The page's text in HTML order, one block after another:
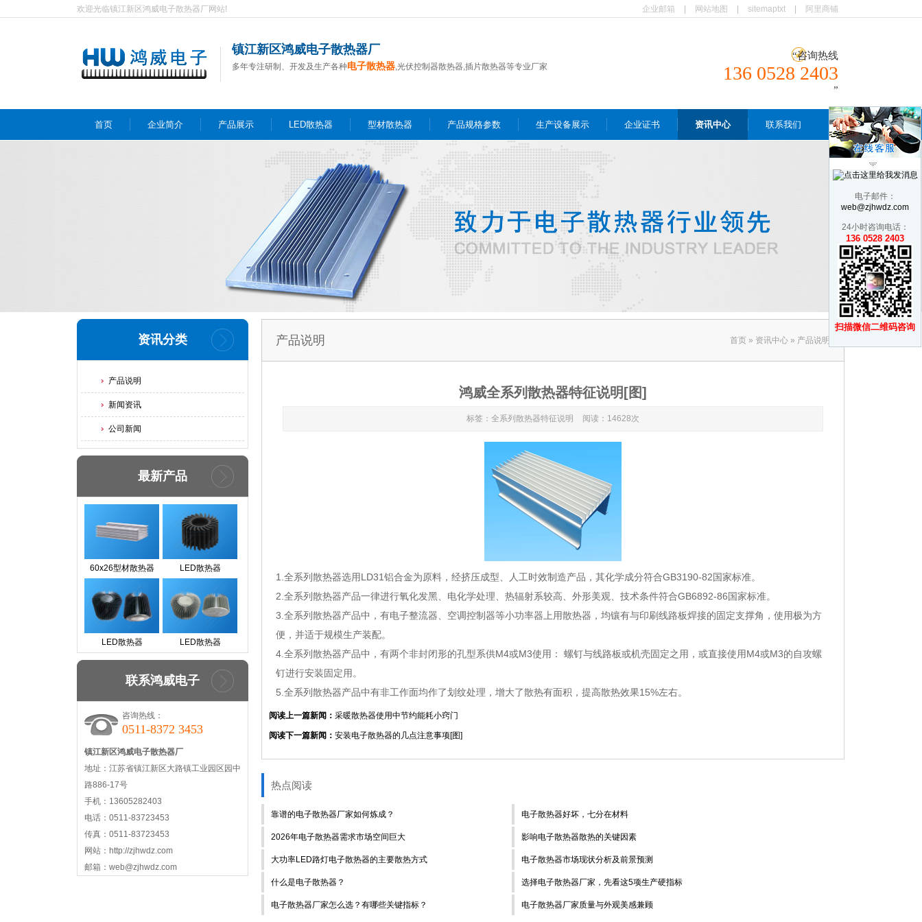
企业邮箱 网站地图 sitemaptxt 阿里商铺
欢迎光临镇江新区鸿威电子散热器厂网站!
镇江新区鸿威电子散热器厂
多年专注研制、开发及生产各种电子散热器,光伏控制器散热器,插片散热器等专业厂家
咨询热线
136 0528 2403
首页 企业简介 产品展示 LED散热器 型材散热器 产品规格参数 生产设备展示 企业证书 资讯中心 联系我们
资讯分类
产品说明
新闻资讯
公司新闻
最新产品
60x26型材散热器 LED散热器
LED散热器 LED散热器
联系鸿威电子
咨询热线：
0511-8372 3453
镇江新区鸿威电子散热器厂
地址：江苏省镇江新区大路镇工业园区园中
路886-17号
手机：13605282403
电话：0511-83723453
传真：0511-83723453
网站：http://zjhwdz.com
邮箱：web@zjhwdz.com
产品说明 首页 » 资讯中心 » 产品说明
鸿威全系列散热器特征说明[图]
标签：全系列散热器特征说明 阅读：14628次
1.全系列散热器选用LD31铝合金为原料，经挤压成型、人工时效制造产品，其化学成分符合GB3190-82国家标准。
2.全系列散热器产品一律进行氧化发黑、电化学处理、热辐射系较高、外形美观、技术条件符合GB6892-86国家标准。
3.全系列散热器产品中，有电子整流器、空调控制器等小功率器上用散热器，均镶有与印刷线路板焊接的固定支撑角，使用极为方
便，并适于规模生产装配。
4.全系列散热器产品中，有两个非封闭形的孔型系供M4或M3使用： 螺钉与线路板或机壳固定之用，或直接使用M4或M3的自攻螺
钉进行安装固定用。
5.全系列散热器产品中有非工作面均作了划纹处理，增大了散热有面积，提高散热效果15%左右。
阅读上一篇新闻： 采暖散热器使用中节约能耗小窍门
阅读下一篇新闻： 安装电子散热器的几点注意事项[图]
热点阅读
靠谱的电子散热器厂家如何炼成？ 电子散热器好坏，七分在材料
2026年电子散热器需求市场空间巨大 影响电子散热器散热的关键因素
大功率LED路灯电子散热器的主要散热方式 电子散热器市场现状分析及前景预测
什么是电子散热器？ 选择电子散热器厂家，先看这5项生产硬指标
电子散热器厂家怎么选？有哪些关键指标？ 电子散热器厂家质量与外观美感兼顾
电子邮件：
web@zjhwdz.com
24小时咨询电话：
136 0528 2403
扫描微信二维码咨询